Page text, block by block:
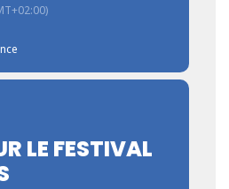
LE FESTIVAL